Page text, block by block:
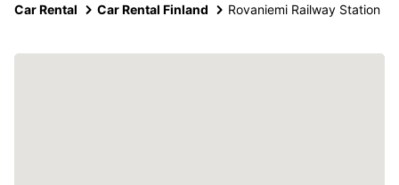
Car Rental Car Rental Finland Rovaniemi Railway Station